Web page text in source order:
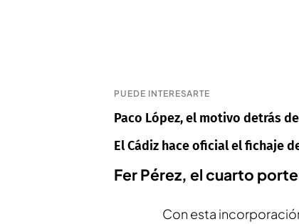
PUEDE INTERESARTE
Paco López, el motivo detrás
El Cádiz hace oficial el fichaje
Fer Pérez, el cuarto
Con esta